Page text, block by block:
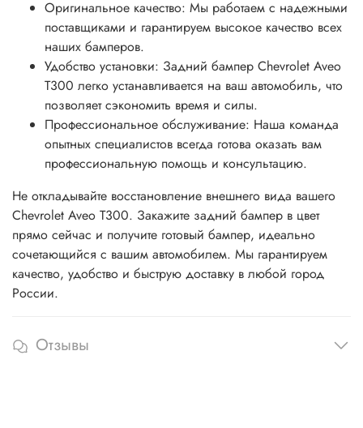
Оригинальное качество: Мы работаем с надежными
поставщиками и гарантируем высокое качество всех
наших бамперов.
Удобство установки: Задний бампер Chevrolet Aveo
T300 легко устанавливается на ваш автомобиль, что
позволяет сэкономить время и силы.
Профессиональное обслуживание: Наша команда
опытных специалистов всегда готова оказать вам
профессиональную помощь и консультацию.
Не откладывайте восстановление внешнего вида вашего
Chevrolet Aveo T300. Закажите задний бампер в цвет
прямо сейчас и получите готовый бампер, идеально
сочетающийся с вашим автомобилем. Мы гарантируем
качество, удобство и быструю доставку в любой город
России.
Отзывы